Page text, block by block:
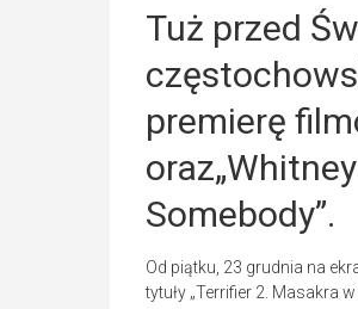
Tuż przed
premierę
Somebody”.
Od piątku, 23 grudnia na
tytuły „Terrifier 2. Masakra